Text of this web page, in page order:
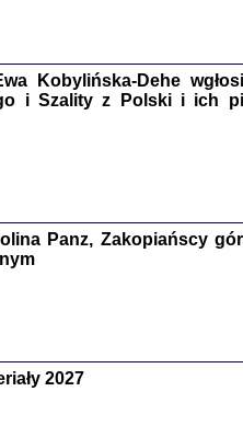
CO PRZYNIESIE NAM
Dziennik pisany w ukryciu w
Zagłada Żydów.
Kobylińska-Dehe
i Szality z Polski i ich
Panz, Zakopiańscy
2027